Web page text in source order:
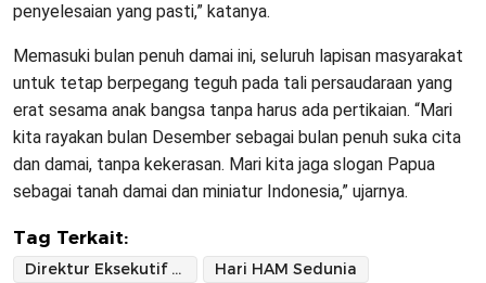
penyelesaian yang pasti,” katanya.
Memasuki bulan penuh damai ini, seluruh lapisan masyarakat
untuk tetap berpegang teguh pada tali persaudaraan yang
erat sesama anak bangsa tanpa harus ada pertikaian. “Mari
kita rayakan bulan Desember sebagai bulan penuh suka cita
dan damai, tanpa kekerasan. Mari kita jaga slogan Papua
sebagai tanah damai dan miniatur Indonesia,” ujarnya.
Tag Terkait:
Direktur Eksekutif Elsham Hari HAM Sedunia